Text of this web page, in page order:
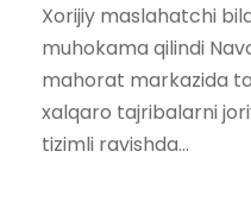
Xorijiy maslahatchi
muhokama qilindi
mahorat markazida
xalqaro tajribalarni
tizimli ravishda...